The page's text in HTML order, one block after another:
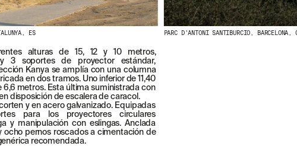
ES PARC D'ANTONI SANTIBURCIO, BARCELONA,
alturas de 15, 12 y 10 metros,
3 soportes de proyector estándar,
Kanya se amplía con una columna
en dos tramos. Uno inferior de 11,40
6,6 metros. Esta última suministrada con
disposición de escalera de caracol.
y en acero galvanizado. Equipadas
para los proyectores circulares
y manipulación con eslingas. Anclada
ocho pernos roscados a cimentación de
recomendada.